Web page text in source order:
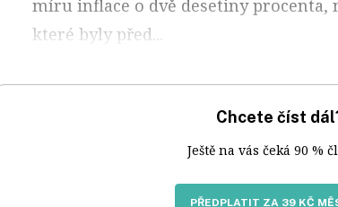
míru inflace o dvě desetiny procenta,
které byly před...
Chcete číst
Ještě na vás čeká 90 %
PŘEDPLATIT ZA 39 KČ